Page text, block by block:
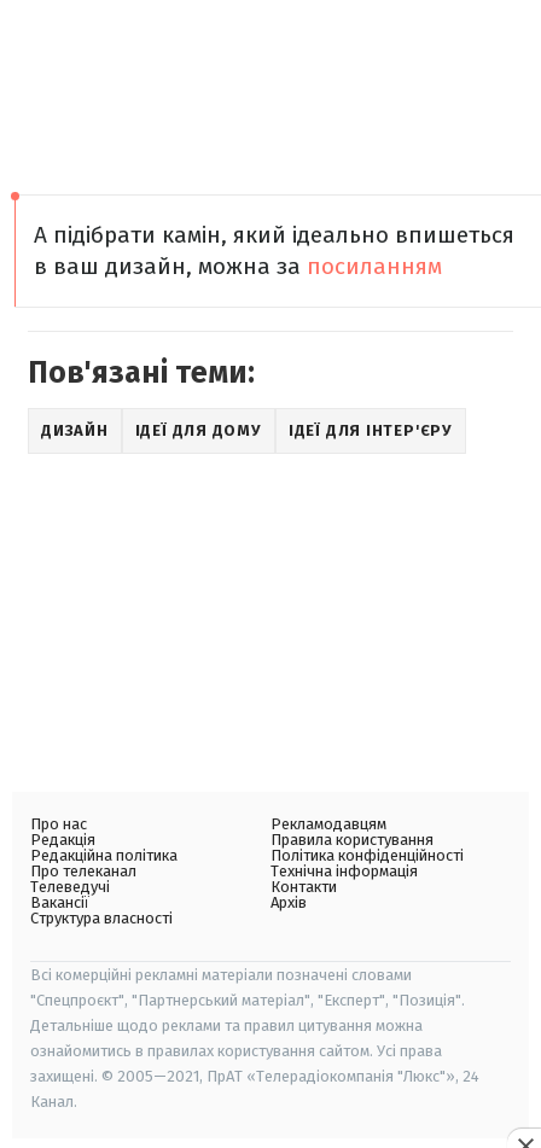
А підібрати камін, який ідеально впишеться
в ваш дизайн, можна за посиланням
Пов'язані теми:
ДИЗАЙН ІДЕЇ ДЛЯ ДОМУ ІДЕЇ ДЛЯ ІНТЕР'ЄРУ
Про нас
Редакція
Редакційна політика
Про телеканал
Телеведучі
Вакансії
Структура власності
Рекламодавцям
Правила користування
Політика конфіденційності
Технічна інформація
Контакти
Архів
Всі комерційні рекламні матеріали позначені словами
"Спецпроєкт", "Партнерський матеріал", "Експерт", "Позиція".
Детальніше щодо реклами та правил цитування можна
ознайомитись в правилах користування сайтом. Усі права
захищені. © 2005—2021, ПрАТ «Телерадіокомпанія "Люкс"», 24
Канал.